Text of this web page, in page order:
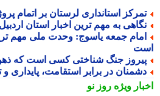
استانداری لرستان بر اتمام پروژه
به مهم ترین اخبار استان اردبیل در پنجشنبه
جمعه یاسوج: وحدت ملی مهم ترین
جنگ شناختی کسی است که ذهن
در برابر استقامت، پایداری و
ویژهروز نو